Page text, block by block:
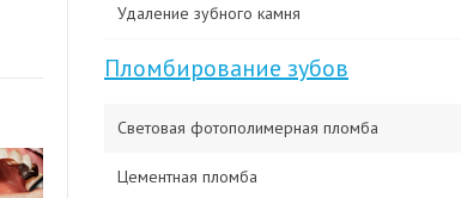
Удаление зубного камня
Пломбирование зубов
Световая фотополимерная пломба
Цементная пломба